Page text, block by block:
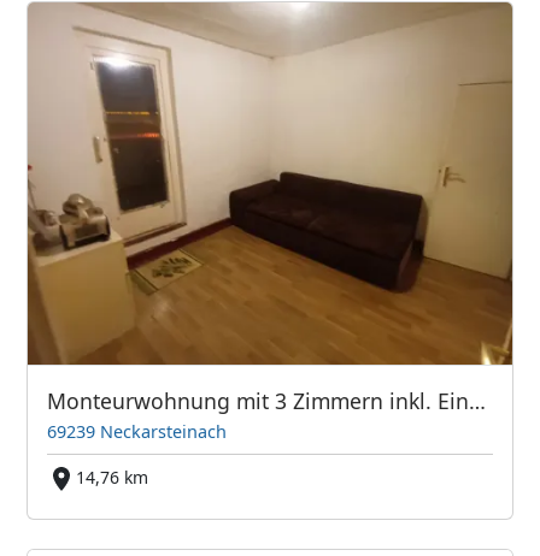
Monteurwohnung mit 3 Zimmern inkl. Einbauküche in Neckarsteinach
69239 Neckarsteinach
14,76 km